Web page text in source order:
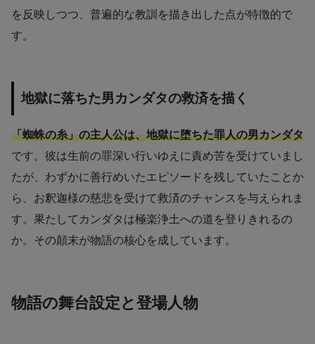
を反映しつつ、普遍的な教訓を描き出した点が特徴的で
す。
地獄に落ちた男カンダタの救済を描く
「蜘蛛の糸」の主人公は、地獄に堕ちた罪人の男カンダタ
です。彼は生前の罪深い行いゆえに責め苦を受けていまし
たが、わずかに善行めいたエピソードを残していたことか
ら、お釈迦様の慈悲を受けて救済のチャンスを与えられま
す。果たしてカンダタは極楽浄土への道を登りきれるの
か。その顛末が物語の核心を成しています。
物語の舞台設定と登場人物